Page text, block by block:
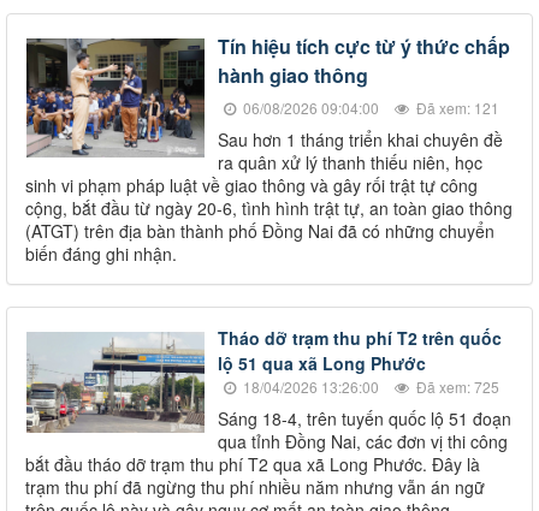
Tín hiệu tích cực từ ý thức chấp
hành giao thông
06/08/2026 09:04:00 Đã xem: 121
Sau hơn 1 tháng triển khai chuyên đề
ra quân xử lý thanh thiếu niên, học
sinh vi phạm pháp luật về giao thông và gây rối trật tự công
cộng, bắt đầu từ ngày 20-6, tình hình trật tự, an toàn giao thông
(ATGT) trên địa bàn thành phố Đồng Nai đã có những chuyển
biến đáng ghi nhận.
Tháo dỡ trạm thu phí T2 trên quốc
lộ 51 qua xã Long Phước
18/04/2026 13:26:00 Đã xem: 725
Sáng 18-4, trên tuyến quốc lộ 51 đoạn
qua tỉnh Đồng Nai, các đơn vị thi công
bắt đầu tháo dỡ trạm thu phí T2 qua xã Long Phước. Đây là
trạm thu phí đã ngừng thu phí nhiều năm nhưng vẫn án ngữ